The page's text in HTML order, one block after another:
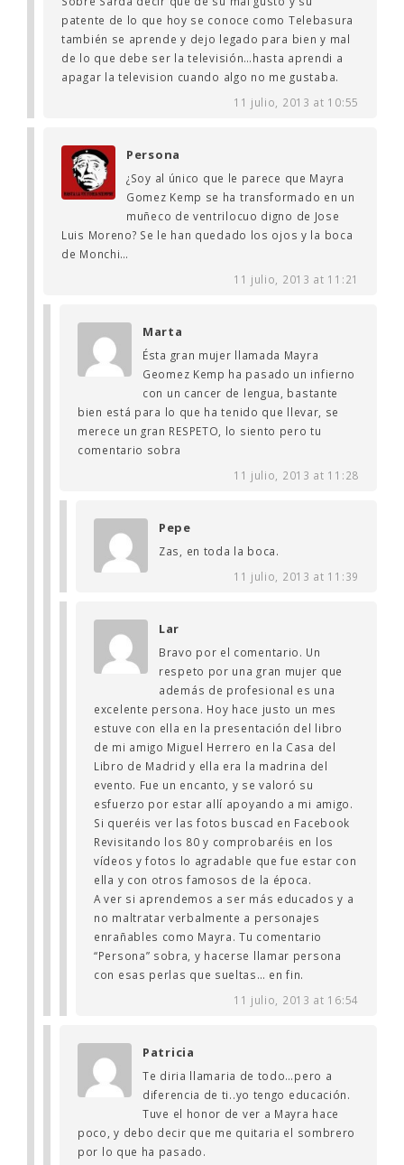
patente de lo que hoy se conoce como Telebasura
también se aprende y dejo legado para bien y mal
de lo que debe ser la televisión…hasta aprendi a
apagar la television cuando algo no me gustaba.
11 julio, 2013 at 10:55
Persona
¿Soy al único que le parece que Mayra
Gomez Kemp se ha transformado en un
muñeco de ventrilocuo digno de Jose
Luis Moreno? Se le han quedado los ojos y la boca
de Monchi…
11 julio, 2013 at 11:21
Marta
Ésta gran mujer llamada Mayra
Geomez Kemp ha pasado un infierno
con un cancer de lengua, bastante
bien está para lo que ha tenido que llevar, se
merece un gran RESPETO, lo siento pero tu
comentario sobra
11 julio, 2013 at 11:28
Pepe
Zas, en toda la boca.
11 julio, 2013 at 11:39
Lar
Bravo por el comentario. Un
respeto por una gran mujer que
además de profesional es una
excelente persona. Hoy hace justo un mes
estuve con ella en la presentación del libro
de mi amigo Miguel Herrero en la Casa del
Libro de Madrid y ella era la madrina del
evento. Fue un encanto, y se valoró su
esfuerzo por estar allí apoyando a mi amigo.
Si queréis ver las fotos buscad en Facebook
Revisitando los 80 y comprobaréis en los
vídeos y fotos lo agradable que fue estar con
ella y con otros famosos de la época.
A ver si aprendemos a ser más educados y a
no maltratar verbalmente a personajes
enrañables como Mayra. Tu comentario
“Persona” sobra, y hacerse llamar persona
con esas perlas que sueltas… en fin.
11 julio, 2013 at 16:54
Patricia
Te diria llamaria de todo…pero a
diferencia de ti..yo tengo educación.
Tuve el honor de ver a Mayra hace
poco, y debo decir que me quitaria el sombrero
por lo que ha pasado.